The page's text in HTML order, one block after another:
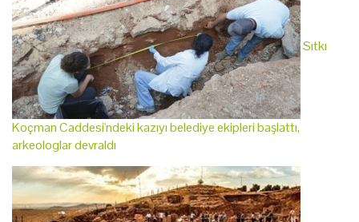
Sıtkı
Koçman Caddesi'ndeki kazıyı belediye ekipleri başlattı,
arkeologlar devraldı